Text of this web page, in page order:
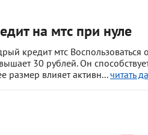
на мтс при нуле
кредит мтс
30 рублей. Он
размер влияет активн...читать